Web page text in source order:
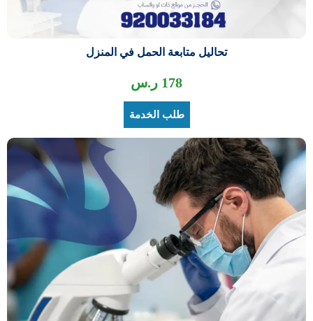
تحاليل متابعة الحمل في المنزل
178 ر.س
طلب الخدمة